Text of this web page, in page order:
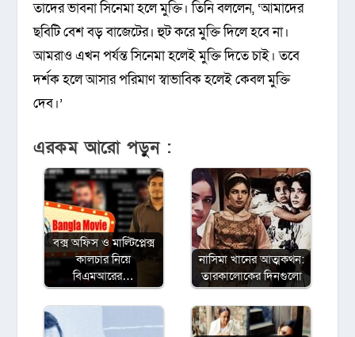
তাদের ভাবনা সিনেমা হলে মুক্তি। তিনি বললেন, ‘আমাদের
ছবিটি বেশ বড় বাজেটের। হুট করে মুক্তি দিলে হবে না।
আমরাও এখন পর্যন্ত সিনেমা হলেই মুক্তি দিতে চাই। তবে
দর্শক হলে আসার পরিমাণ স্বাভাবিক হলেই কেবল মুক্তি
দেব।’
এরকম আরো পড়ুন :
বক্স অফিস ও মাল্টিপ্লেক্স
কালচার নিয়ে
বিএমআরের…
নাসিমা খানের আত্মকথন:
তারকালোকের দিনগুলো